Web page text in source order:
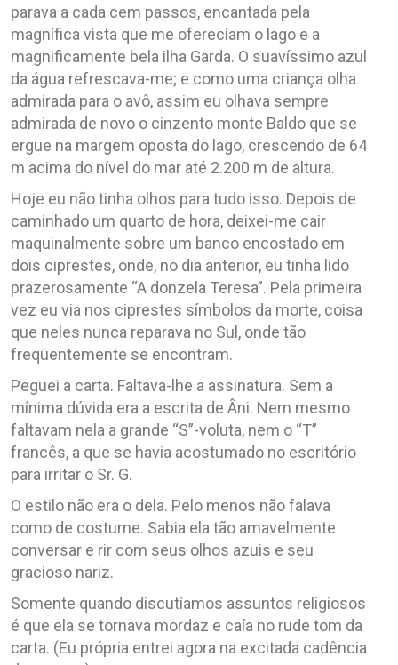
parava a cada cem passos, encantada pela
magnífica vista que me ofereciam o lago e a
magnificamente bela ilha Garda. O suavíssimo azul
da água refrescava-me; e como uma criança olha
admirada para o avô, assim eu olhava sempre
admirada de novo o cinzento monte Baldo que se
ergue na margem oposta do lago, crescendo de 64
m acima do nível do mar até 2.200 m de altura.
Hoje eu não tinha olhos para tudo isso. Depois de
caminhado um quarto de hora, deixei-me cair
maquinalmente sobre um banco encostado em
dois ciprestes, onde, no dia anterior, eu tinha lido
prazerosamente “A donzela Teresa”. Pela primeira
vez eu via nos ciprestes símbolos da morte, coisa
que neles nunca reparava no Sul, onde tão
freqüentemente se encontram.
Peguei a carta. Faltava-lhe a assinatura. Sem a
mínima dúvida era a escrita de Âni. Nem mesmo
faltavam nela a grande “S”-voluta, nem o “T”
francês, a que se havia acostumado no escritório
para irritar o Sr. G.
O estilo não era o dela. Pelo menos não falava
como de costume. Sabia ela tão amavelmente
conversar e rir com seus olhos azuis e seu
gracioso nariz.
Somente quando discutíamos assuntos religiosos
é que ela se tornava mordaz e caía no rude tom da
carta. (Eu própria entrei agora na excitada cadência